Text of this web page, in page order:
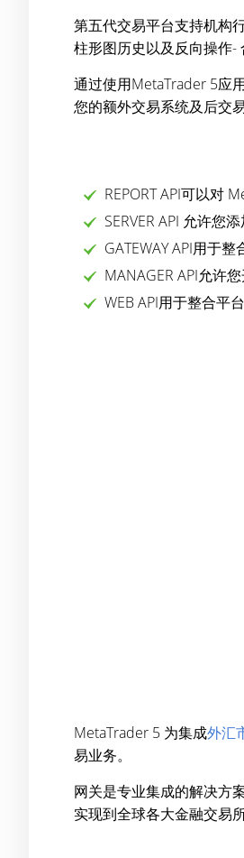
第五代交易平台支持机构
柱形图历史以及反向操作-
通过使用MetaTrader 5应
您的额外交易系统及后交易
REPORT API可以对
SERVER API 允许您
GATEWAY API用于
MANAGER API允许
WEB API用于整合平
MetaTrader 5 为集成外汇
易业务。
网关是专业集成的解决方
实现到全球各大金融交易